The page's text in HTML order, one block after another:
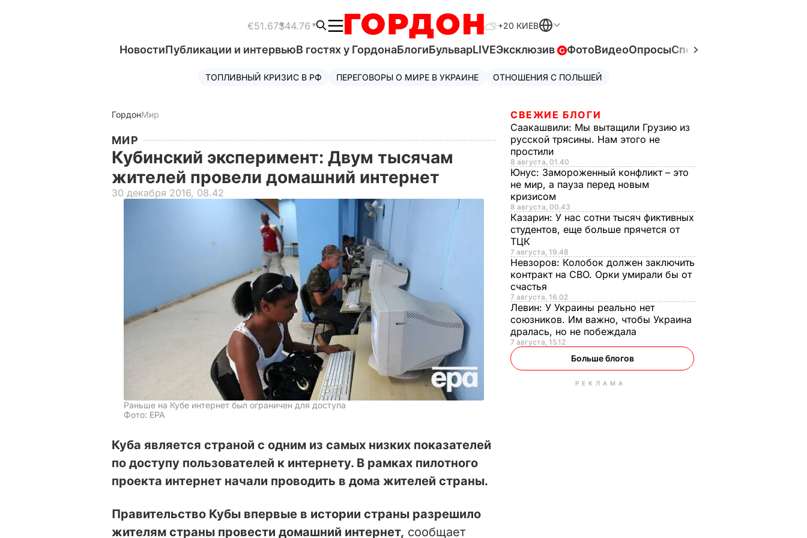
€51.67$44.76 +20 КИЕВ
НовостиПубликации и интервьюВ гостях у ГордонаБлогиБульварLIVEЭксклюзив ФотоВидеоОпросыСпецпроекты
ТОПЛИВНЫЙ КРИЗИС В РФ ПЕРЕГОВОРЫ О МИРЕ В УКРАИНЕ ОТНОШЕНИЯ С ПОЛЬШЕЙ
ГордонМир
МИР
Кубинский эксперимент: Двум тысячам
жителей провели домашний интернет
30 декабря 2016, 08.42
Раньше на Кубе интернет был ограничен для доступа
Фото: ЕРА
Куба является страной с одним из самых низких показателей
по доступу пользователей к интернету. В рамках пилотного
проекта интернет начали проводить в дома жителей страны.
Правительство Кубы впервые в истории страны разрешило
жителям страны провести домашний интернет, сообщает
СВЕЖИЕ БЛОГИ
Саакашвили: Мы вытащили Грузию из
русской трясины. Нам этого не
простили
8 августа, 01.40
Юнус: Замороженный конфликт – это
не мир, а пауза перед новым
кризисом
8 августа, 00.43
Казарин: У нас сотни тысяч фиктивных
студентов, еще больше прячется от
ТЦК
7 августа, 19.48
Невзоров: Колобок должен заключить
контракт на СВО. Орки умирали бы от
счастья
7 августа, 16.02
Левин: У Украины реально нет
союзников. Им важно, чтобы Украина
дралась, но не побеждала
7 августа, 15.12
Больше блогов
РЕКЛАМА